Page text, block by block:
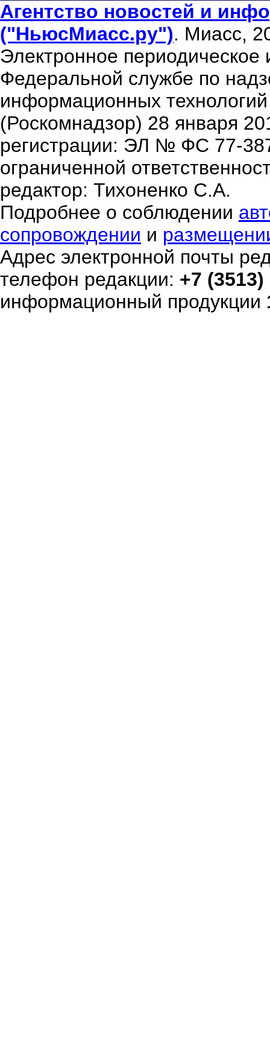
Агентство новостей и
("НьюсМиасс.ру"). Миасс,
Электронное периодическое
Федеральной службе по
информационных
(Роскомнадзор) 28 января
регистрации: ЭЛ № ФС 77-
ограниченной
редактор: Тихоненко С.А.
Подробнее о соблюдении
сопровождении и
Адрес электронной почты
телефон редакции: +7
информационный продукции